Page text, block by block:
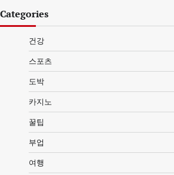
Categories
건강
스포츠
도박
카지노
꿀팁
부업
여행